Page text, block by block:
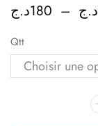
180د.ج – د.ج
Qtt